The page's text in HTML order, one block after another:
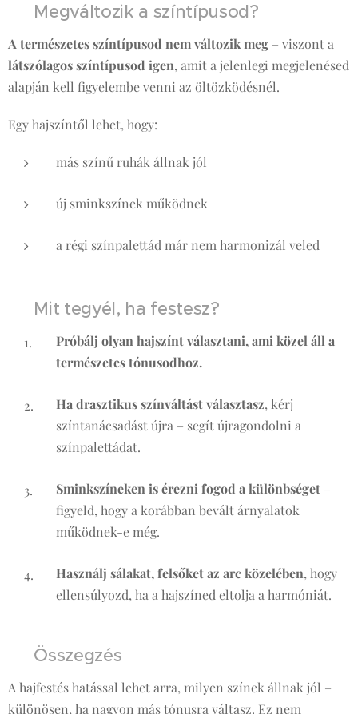
🎯 Megváltozik a színtípusod?
A természetes színtípusod nem változik meg – viszont a
látszólagos színtípusod igen, amit a jelenlegi megjelenésed
alapján kell figyelembe venni az öltözködésnél.
Egy hajszíntől lehet, hogy:
más színű ruhák állnak jól
új sminkszínek működnek
a régi színpalettád már nem harmonizál veled
👗 Mit tegyél, ha festesz?
Próbálj olyan hajszínt választani, ami közel áll a
természetes tónusodhoz.
Ha drasztikus színváltást választasz, kérj
színtanácsadást újra – segít újragondolni a
színpalettádat.
Sminkszíneken is érezni fogod a különbséget –
figyeld, hogy a korábban bevált árnyalatok
működnek-e még.
Használj sálakat, felsőket az arc közelében, hogy
ellensúlyozd, ha a hajszíned eltolja a harmóniát.
💡 Összegzés
A hajfestés hatással lehet arra, milyen színek állnak jól –
különösen, ha nagyon más tónusra váltasz. Ez nem